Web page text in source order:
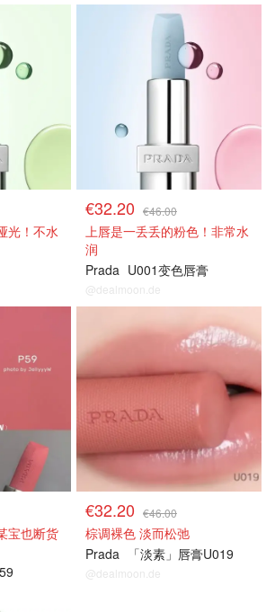
光！不水
€32.20 €46.00
上唇是一丢丢的粉色！非常水
润
Prada U001变色唇膏
@dealmoon.de
宝也断货
€32.20 €46.00
棕调裸色 淡而松弛
Prada
「淡素」唇膏U019
@dealmoon.de